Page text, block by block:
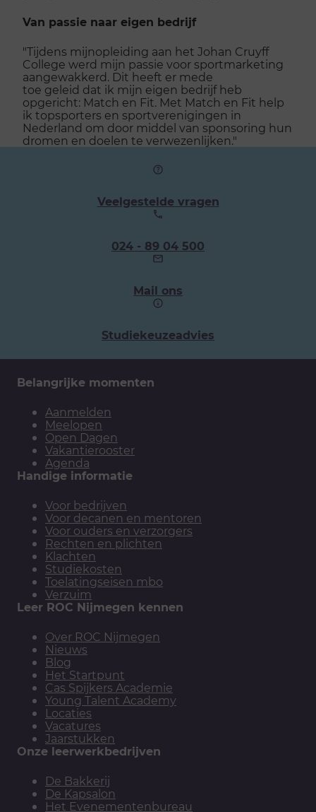
Van passie naar eigen bedrijf
"Tijdens mijnopleiding aan het Johan Cruyff
College werd mijn passie voor sportmarketing
aangewakkerd. Dit heeft er mede
toe geleid dat ik mijn eigen bedrijf heb
opgericht: Match en Fit. Met Match en Fit help
ik topsporters en sportverenigingen in
Nederland om door middel van sponsoring hun
dromen en doelen te verwezenlijken."
Veelgestelde vragen
Ons
telefoonnummer:
024 - 89 04 500
Mail ons
Studiekeuzeadvies
Belangrijke momenten
Aanmelden
Meelopen
Open Dagen
Vakantierooster
Agenda
Handige informatie
Voor bedrijven
Voor decanen en mentoren
Voor ouders en verzorgers
Rechten en plichten
Klachten
Studiekosten
Toelatingseisen mbo
Verzuim
Leer ROC Nijmegen kennen
Over ROC Nijmegen
Nieuws
Blog
Het Startpunt
Cas Spijkers Academie
Young Talent Academy
Locaties
Vacatures
Jaarstukken
Onze leerwerkbedrijven
De Bakkerij
De Kapsalon
Het Evenementenbureau